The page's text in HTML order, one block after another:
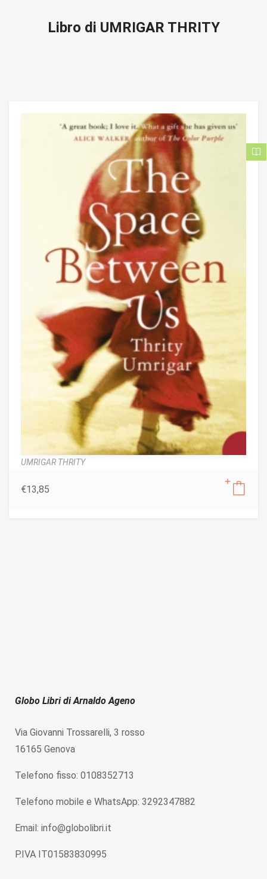
Libro di UMRIGAR THRITY
UMRIGAR THRITY
€13,85
Globo Libri di Arnaldo Ageno
Via Giovanni Trossarelli, 3 rosso
16165 Genova
Telefono fisso: 0108352713
Telefono mobile e WhatsApp: 3292347882
Email: info@globolibri.it
P.IVA IT01583830995